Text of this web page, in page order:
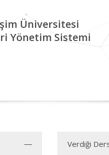
Üniversitesi
Yönetim Sistemi
Verdiği